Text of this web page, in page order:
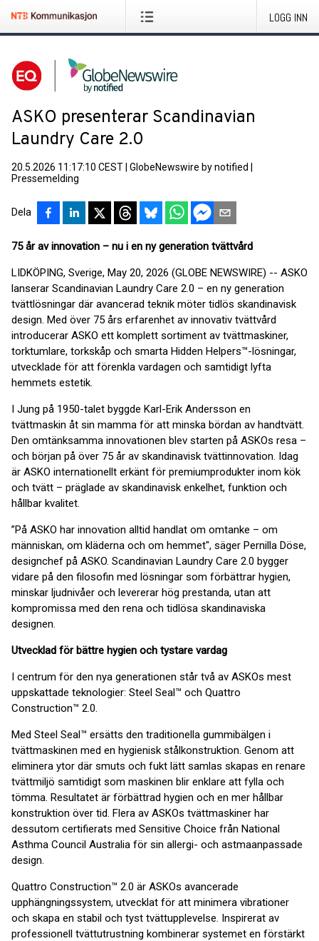
LOGG INN
ASKO presenterar Scandinavian
Laundry Care 2.0
20.5.2026 11:17:10 CEST GlobeNewswire by notified
Pressemelding
Dela
75 år av innovation – nu i en ny generation tvättvård
LIDKÖPING, Sverige, May 20, 2026 (GLOBE NEWSWIRE) -- ASKO
lanserar Scandinavian Laundry Care 2.0 – en ny generation
tvättlösningar där avancerad teknik möter tidlös skandinavisk
design. Med över 75 års erfarenhet av innovativ tvättvård
introducerar ASKO ett komplett sortiment av tvättmaskiner,
torktumlare, torkskåp och smarta Hidden Helpers™-lösningar,
utvecklade för att förenkla vardagen och samtidigt lyfta
hemmets estetik.
I Jung på 1950-talet byggde Karl-Erik Andersson en
tvättmaskin åt sin mamma för att minska bördan av handtvätt.
Den omtänksamma innovationen blev starten på ASKOs resa –
och början på över 75 år av skandinavisk tvättinnovation. Idag
är ASKO internationellt erkänt för premiumprodukter inom kök
och tvätt – präglade av skandinavisk enkelhet, funktion och
hållbar kvalitet.
”På ASKO har innovation alltid handlat om omtanke – om
människan, om kläderna och om hemmet", säger Pernilla Döse,
designchef på ASKO. Scandinavian Laundry Care 2.0 bygger
vidare på den filosofin med lösningar som förbättrar hygien,
minskar ljudnivåer och levererar hög prestanda, utan att
kompromissa med den rena och tidlösa skandinaviska
designen.
Utvecklad för bättre hygien och tystare vardag
I centrum för den nya generationen står två av ASKOs mest
uppskattade teknologier: Steel Seal™ och Quattro
Construction™ 2.0.
Med Steel Seal™ ersätts den traditionella gummibälgen i
tvättmaskinen med en hygienisk stålkonstruktion. Genom att
eliminera ytor där smuts och fukt lätt samlas skapas en renare
tvättmiljö samtidigt som maskinen blir enklare att fylla och
tömma. Resultatet är förbättrad hygien och en mer hållbar
konstruktion över tid. Flera av ASKOs tvättmaskiner har
dessutom certifierats med Sensitive Choice från National
Asthma Council Australia för sin allergi- och astmaanpassade
design.
Quattro Construction™ 2.0 är ASKOs avancerade
upphängningssystem, utvecklat för att minimera vibrationer
och skapa en stabil och tyst tvättupplevelse. Inspirerat av
professionell tvättutrustning kombinerar systemet en förstärkt